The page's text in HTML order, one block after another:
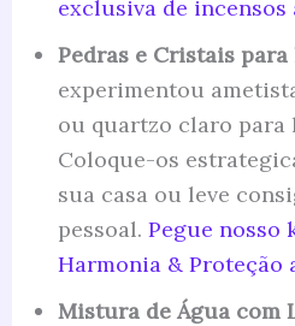
exclusiva de incensos
Pedras e Cristais para
experimentou
ou quartzo claro para
Coloque-os
sua casa ou leve
pessoal. Pegue nosso
Harmonia & Proteção
Mistura de Água com